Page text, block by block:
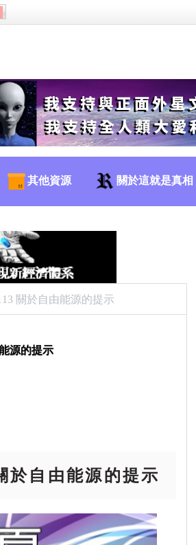
其他資源 關於這就是真相
關於自由能源的提示
源的提示
自由能源的提示